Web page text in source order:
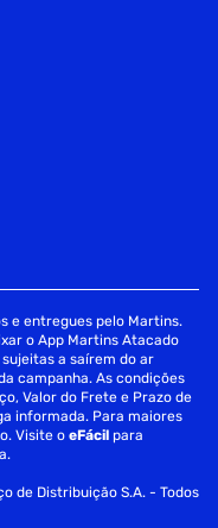
e entregues pelo Martins.
o App Martins Atacado
a saírem do ar
campanha. As condições
Valor do Frete e Prazo de
informada. Para maiores
Visite oeFácil para
de Distribuição S.A. - Todos